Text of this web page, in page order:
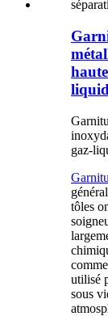
gaz-
tôles
utilisé
sous